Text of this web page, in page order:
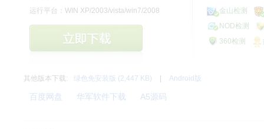
运行平台：WIN XP/2003/vista/win7/2008
金山检测
NOD检测
360检测
其他版本下载: 绿色免安装版 (2,447 KB) Android版
百度网盘 华军软件下载 A5源码